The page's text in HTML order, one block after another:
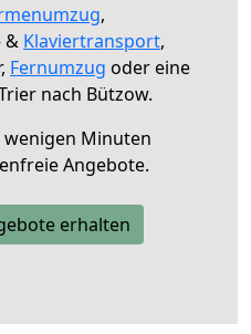
,
& Klaviertransport,
Fernumzug oder eine
nach Bützow.
Minuten
Angebote.
erhalten